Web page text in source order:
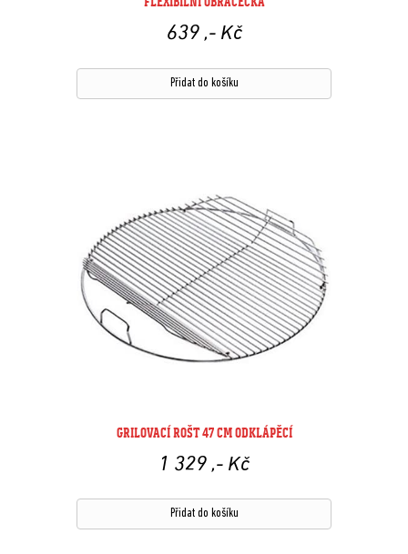
639 ,- Kč
Přidat do košíku
GRILOVACÍ ROŠT 47 CM ODKLÁPĚCÍ
1 329 ,- Kč
Přidat do košíku